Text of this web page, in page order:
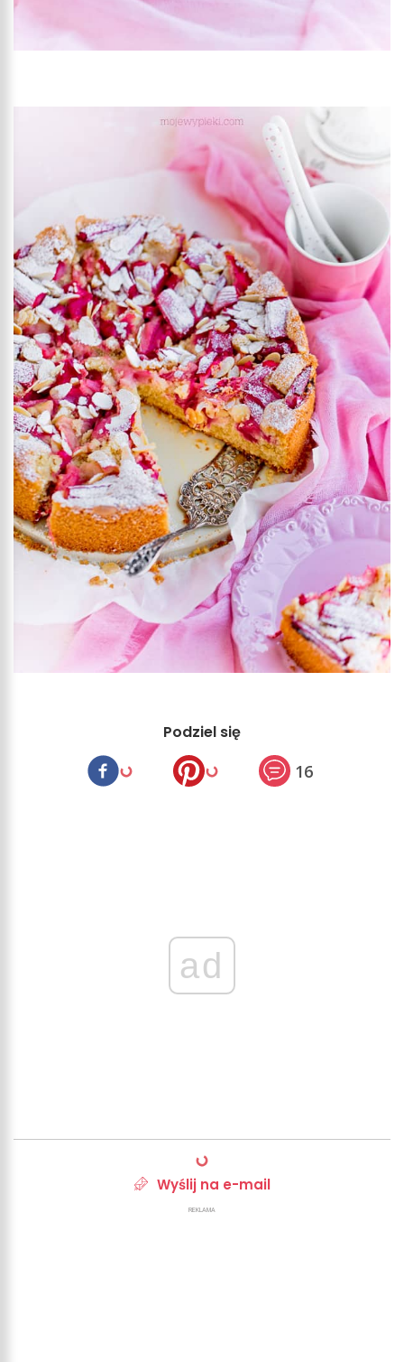
Podziel się
16
ad
Wyślij na e-mail
REKLAMA